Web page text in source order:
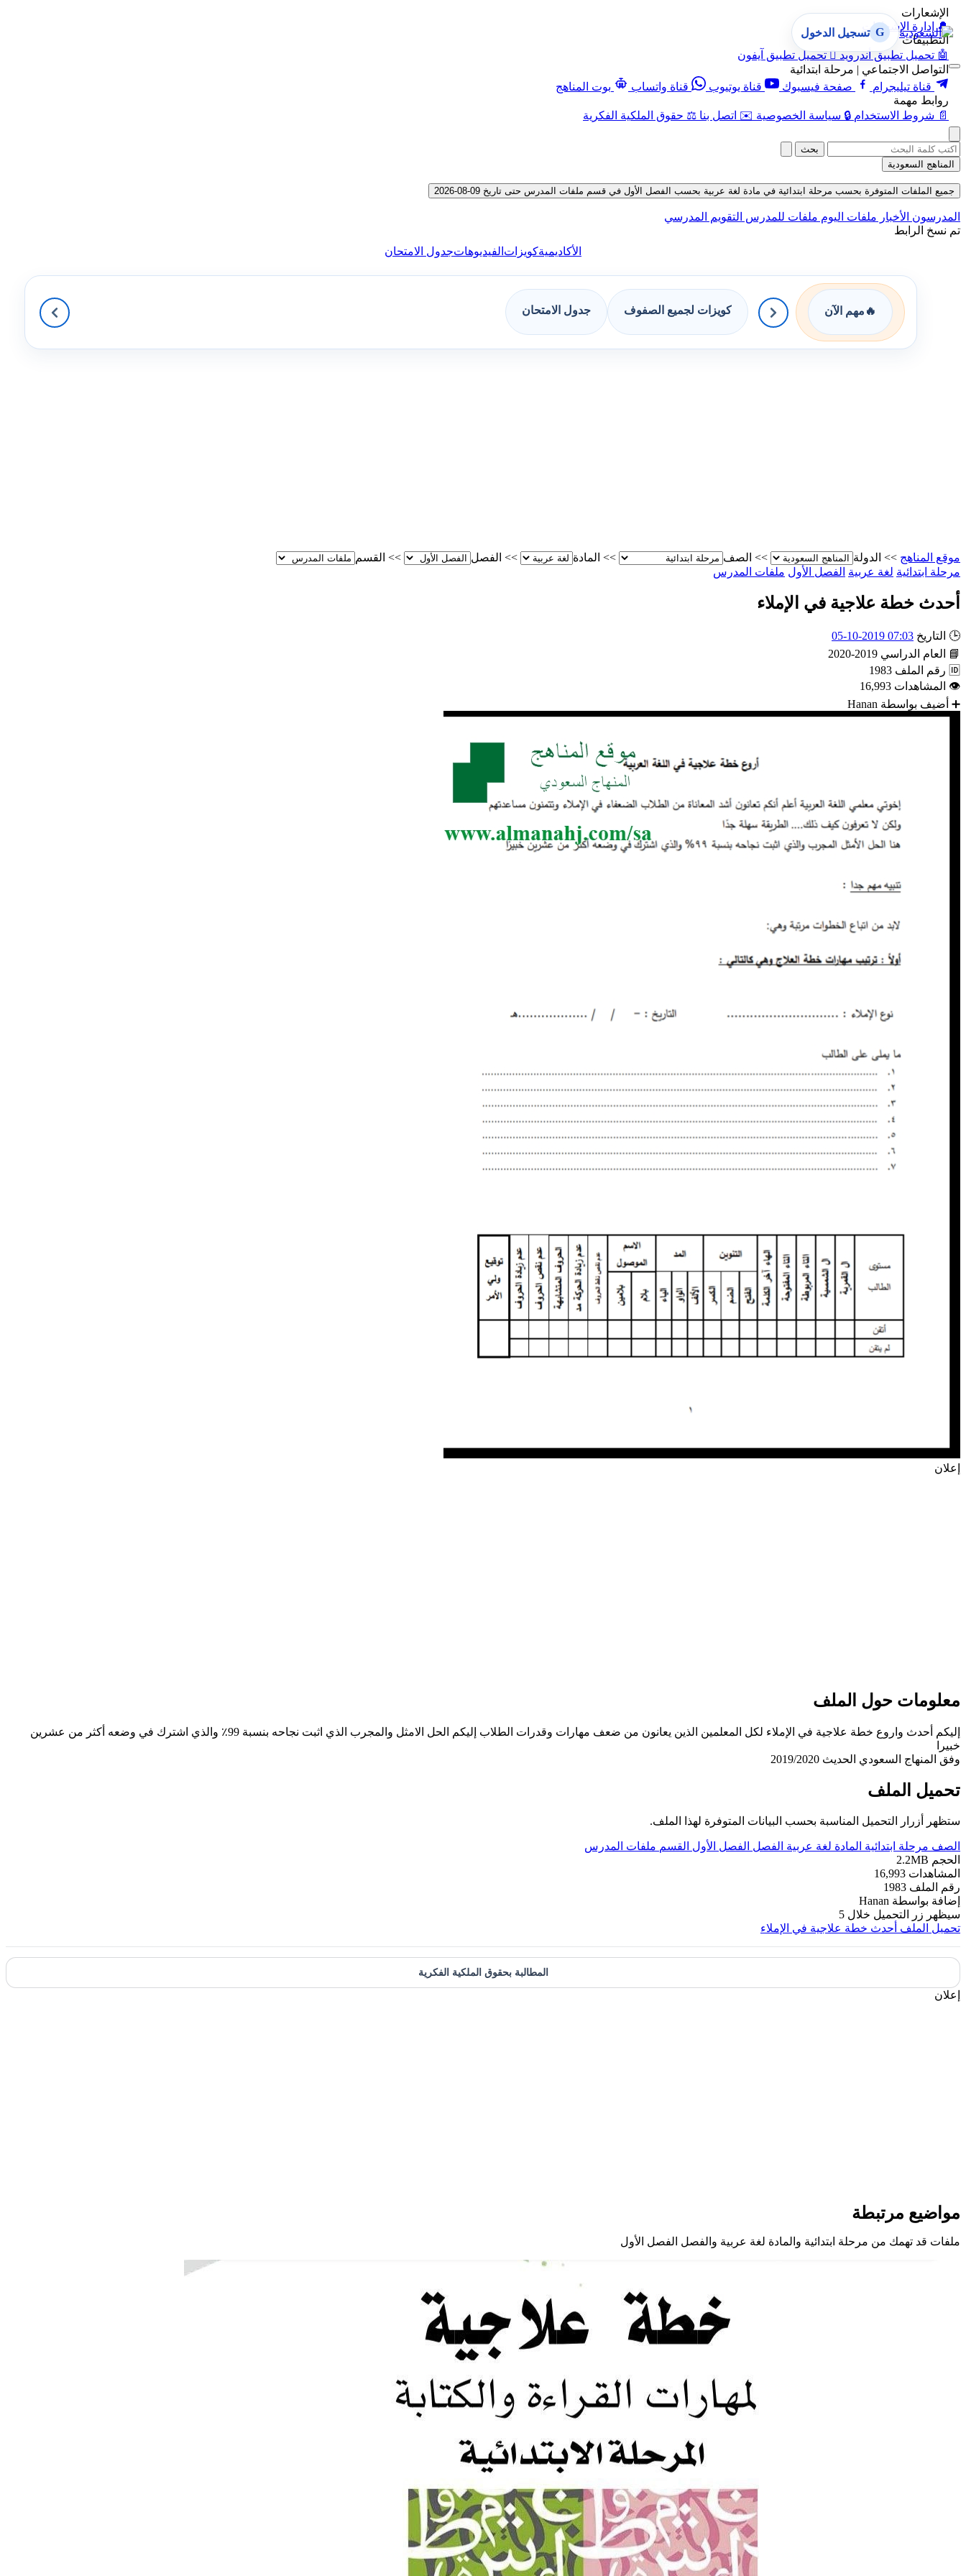
الإشعارات
🔔 إدارة الإشعارات
التطبيقات
🤖 تحميل تطبيق أندرويد  تحميل تطبيق آيفون
التواصل الاجتماعي | مرحلة ابتدائية
قناة تيليجرام
صفحة فيسبوك قناة يوتيوب قناة واتساب
بوت المناهج
روابط مهمة
📄 شروط الاستخدام 🔒 سياسة الخصوصية ✉️ اتصل بنا ⚖️ حقوق الملكية الفكرية
G تسجيل الدخول
بحث
المناهج السعودية
جميع الملفات المتوفرة بحسب مرحلة ابتدائية في مادة لغة عربية بحسب الفصل الأول في قسم ملفات المدرس حتى تاريخ 09-08-2026
المدرسون الأخبار ملفات اليوم ملفات للمدرس التقويم المدرسي
تم نسخ الرابط
الأكاديميةكويزات الفيديوهاتجدول الامتحان
🔥 مهم الآن كويزات لجميع الصفوف جدول الامتحان
موقع المناهج >> الدولة >> الصف >> المادة >> الفصل >> القسم
مرحلة ابتدائية لغة عربية الفصل الأول ملفات المدرس
أحدث خطة علاجية في الإملاء
🕒 التاريخ 07:03 2019-10-05
📘
العام الدراسي 2019-2020
🆔 رقم الملف 1983
👁 المشاهدات 16,993
➕ أضيف بواسطة Hanan
إعلان
معلومات حول الملف
إليكم أحدث واروع خطة علاجية في الإملاء لكل المعلمين الذين يعانون من ضعف مهارات وقدرات الطلاب إليكم الحل الامثل والمجرب الذي اثبت نجاحه بنسبة 99٪ والذي اشترك في وضعه أكثر من عشرين
خبيرا
وفق المنهاج السعودي الحديث 2019/2020
تحميل الملف
ستظهر أزرار التحميل المناسبة بحسب البيانات المتوفرة لهذا الملف.
الصف مرحلة ابتدائية المادة لغة عربية الفصل الفصل الأول القسم ملفات المدرس
الحجم 2.2MB
المشاهدات 16,993
رقم الملف 1983
إضافة بواسطة Hanan
سيظهر زر التحميل خلال 5
تحميل الملف أحدث خطة علاجية في الإملاء
المطالبة بحقوق الملكية الفكرية
إعلان
مواضيع مرتبطة
ملفات قد تهمك من مرحلة ابتدائية والمادة لغة عربية والفصل الفصل الأول